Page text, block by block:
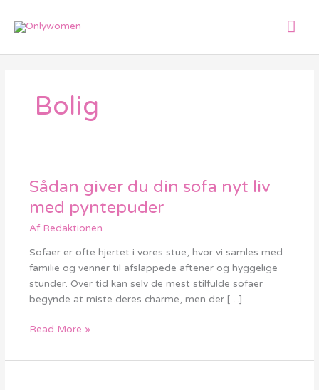
Bolig
Sådan giver du din sofa nyt liv
med pyntepuder
Af Redaktionen
Sofaer er ofte hjertet i vores stue, hvor vi samles med
familie og venner til afslappede aftener og hyggelige
stunder. Over tid kan selv de mest stilfulde sofaer
begynde at miste deres charme, men der […]
Sådan
du
din
sofa
nyt
med
pyntepuder
Read More »